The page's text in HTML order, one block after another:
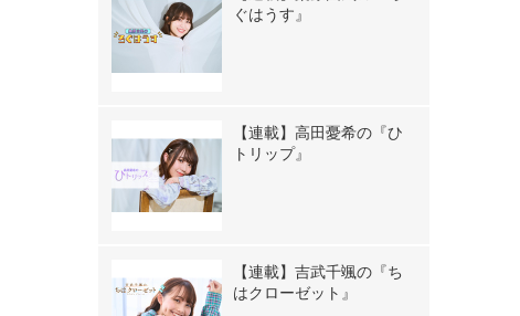
ぐはうす』
【連載】高田憂希の『ひ
トリップ』
【連載】吉武千颯の『ち
はクローゼット』